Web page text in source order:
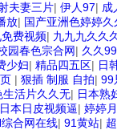
夫妻三片| 伊人97| 成
放| 国产亚洲色婷婷
费视频| 九九九久久
园春色宗合网| 久久
少妇| 精品四五区| 日
| 狠插 制服 自拍| 99
活片久久无| 日本熟
日本日皮视频逼| 婷婷
合网在线| 91黄站|